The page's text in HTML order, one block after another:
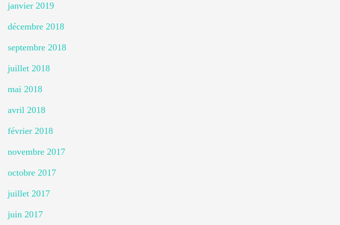
janvier 2019
décembre 2018
septembre 2018
juillet 2018
mai 2018
avril 2018
février 2018
novembre 2017
octobre 2017
juillet 2017
juin 2017